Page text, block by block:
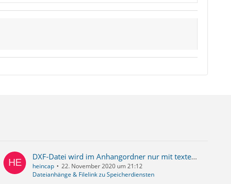
DXF-Datei wird im Anhangordner nur mit texteditor geöffnet
heincap
22. November 2020 um 21:12
Dateianhänge & Filelink zu Speicherdiensten